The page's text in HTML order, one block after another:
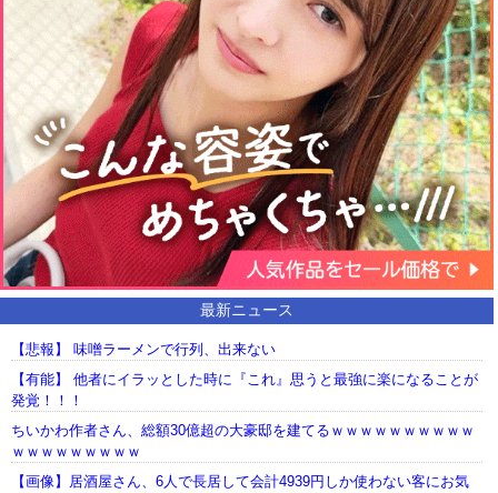
最新ニュース
【悲報】 味噌ラーメンで行列、出来ない
【有能】 他者にイラッとした時に『これ』思うと最強に楽になることが
発覚！！！
ちいかわ作者さん、総額30億超の大豪邸を建てるｗｗｗｗｗｗｗｗｗｗ
ｗｗｗｗｗｗｗｗｗ
【画像】居酒屋さん、6人で長居して会計4939円しか使わない客にお気